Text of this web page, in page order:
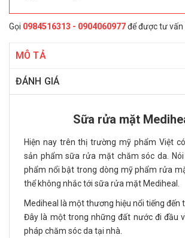
Gọi 0984516313 - 0904060977để được tư vấn
MÔ TẢ
ĐÁNH GIÁ
Sữa rửa mặt
Hiện nay trên thị trường mỹ phẩm Việt
sản phẩm sữa rửa mặt chăm sóc da.
phẩm nổi bật trong dòng mỹ phẩm rửa
thể không nhắc tới sữa rửa mặt Mediheal.
Mediheal là một thương hiệu nổi tiếng đến
Đây là một trong những đất nước đi đầu
pháp chăm sóc da tại nhà.